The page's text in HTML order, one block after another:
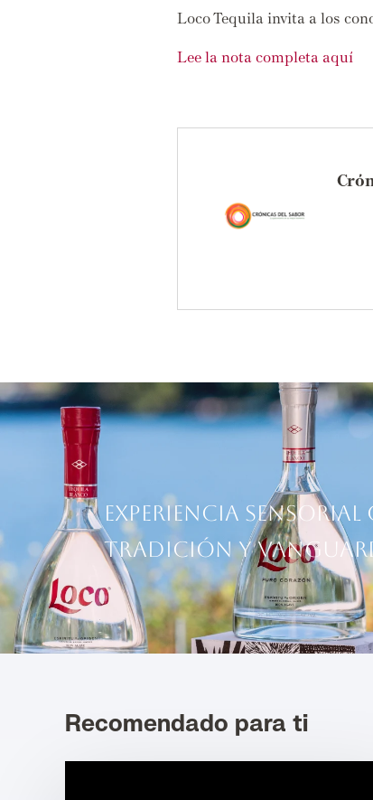
Loco Tequila invita a los
Lee la nota completa aquí
Experiencia
Tradición y
Recomendado para ti